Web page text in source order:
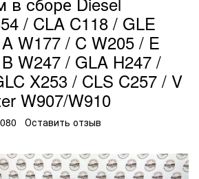
/ CLA C118 / GLE
W177 / C W205 / E
W247 / GLA H247 /
X253 / CLS C257 / V
W907/W910
Оставить отзыв